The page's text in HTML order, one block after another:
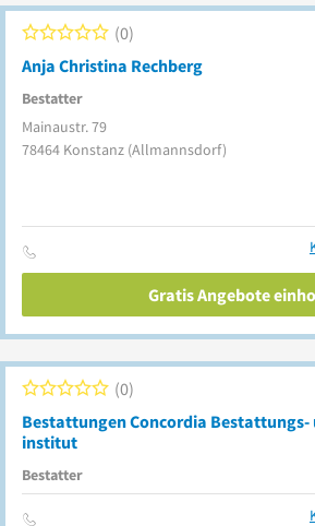
Anja Christina Rechberg
Bestatter
0
Mainaustr. 79
78464 Konstanz (Allmannsdorf)
Gratis Angebote
Bestattungen Concordia
institut
Bestatter
0